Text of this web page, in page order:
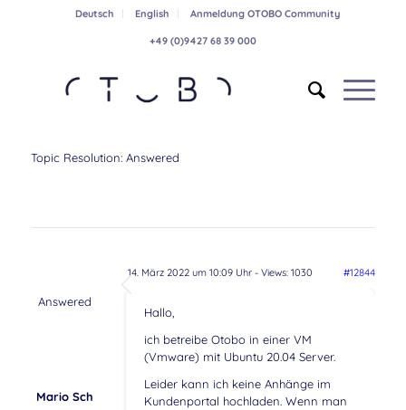
Deutsch English Anmeldung OTOBO Community
+49 (0)9427 68 39 000
Topic Resolution: Answered
14. März 2022 um 10:09 Uhr- Views: 1030 #12844
Answered
Mario Sch
Hallo,
ich betreibe Otobo in einer VM
(Vmware) mit Ubuntu 20.04 Server.
Leider kann ich keine Anhänge im
Kundenportal hochladen. Wenn man